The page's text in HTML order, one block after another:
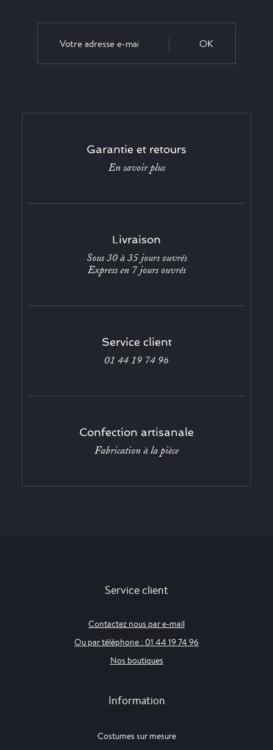
OK
Garantie et retours
En savoir plus
Livraison
Sous 30 à 35 jours ouvrés
Express en 7 jours ouvrés
Service client
01 44 19 74 96
Confection artisanale
Fabrication à la pièce
Service client
Contactez nous par e-mail
Ou par téléphone : 01 44 19 74 96
Nos boutiques
Information
Costumes sur mesure